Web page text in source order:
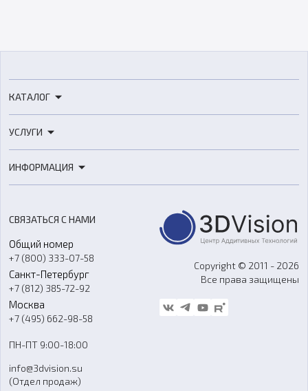
КАТАЛОГ
3D-сканеры
Расходные материалы
Оборудование и материалы для вакуумного литья
Аксессуары и прочее оборудование
Программное обеспечение
УСЛУГИ
3D-моделирование
Ремонт и услуги
ИНФОРМАЦИЯ
О компании
Контакты
Гос. закупки
Стать дилером
Блог
FAQ
СВЯЗАТЬСЯ С НАМИ
Общий номер
+7 (800) 333-07-58
Санкт-Петербург
+7 (812) 385-72-92
Москва
+7 (495) 662-98-58
ПН-ПТ 9:00-18:00
info@3dvision.su
(Отдел продаж)
Copyright © 2011 - 2026
Все права защищены